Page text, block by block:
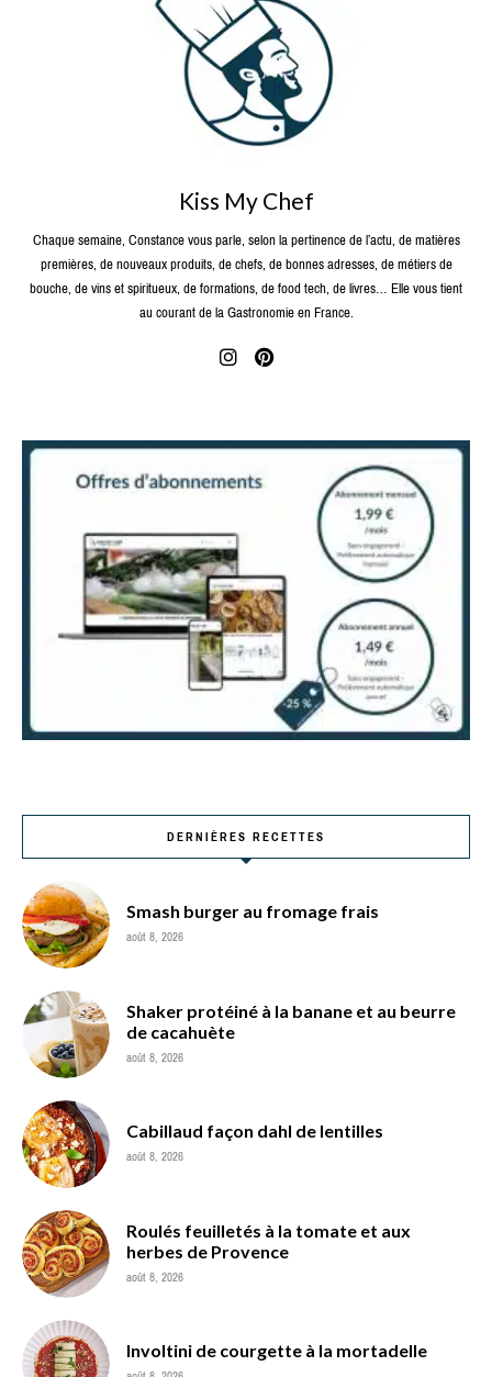
Kiss My Chef
Chaque semaine, Constance vous parle, selon la pertinence de l’actu, de matières
premières, de nouveaux produits, de chefs, de bonnes adresses, de métiers de
bouche, de vins et spiritueux, de formations, de food tech, de livres… Elle vous tient
au courant de la Gastronomie en France.
DERNIÈRES RECETTES
Smash burger au fromage frais
août 8, 2026
Shaker protéiné à la banane et au beurre
de cacahuète
août 8, 2026
Cabillaud façon dahl de lentilles
août 8, 2026
Roulés feuilletés à la tomate et aux
herbes de Provence
août 8, 2026
Involtini de courgette à la mortadelle